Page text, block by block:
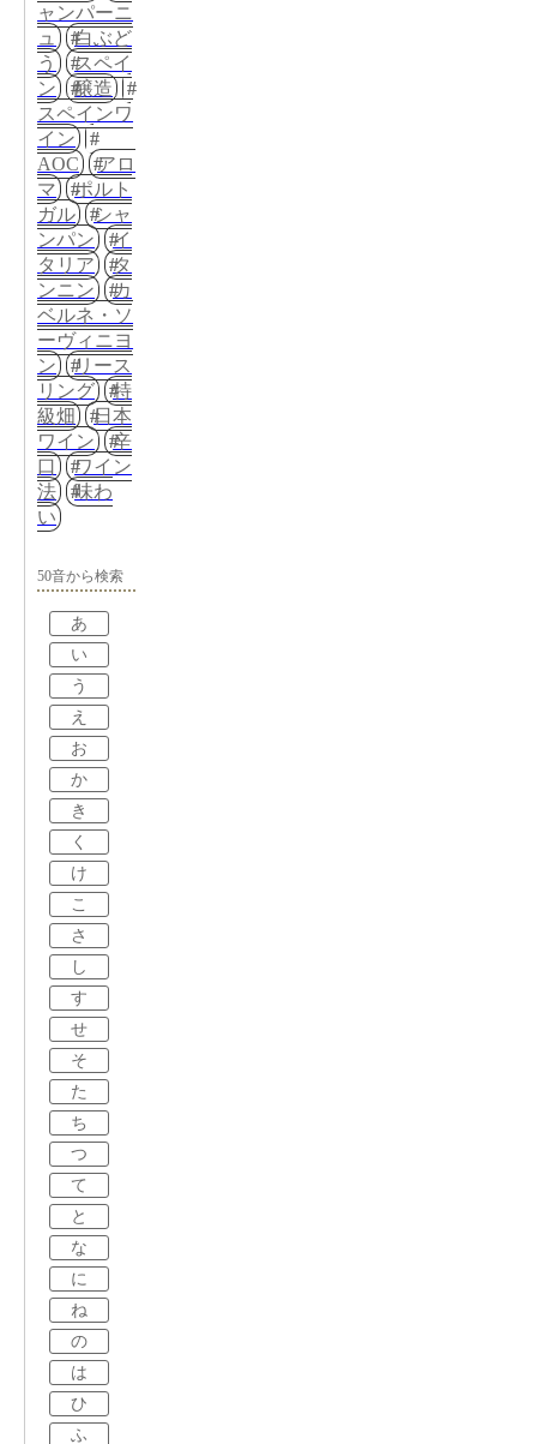
ャンパーニ
ュ
白ぶど
う
スペイ
ン
醸造
スペインワ
イン
AOC
アロ
マ
ポルト
ガル
シャ
ンパン
イ
タリア
タ
ンニン
カ
ベルネ・ソ
ーヴィニヨ
ン
リース
リング
特
級畑
日本
ワイン
辛
口
ワイン
法
味わ
い
50音から検索
あ
い
う
え
お
か
き
く
け
こ
さ
し
す
せ
そ
た
ち
つ
て
と
な
に
ね
の
は
ひ
ふ